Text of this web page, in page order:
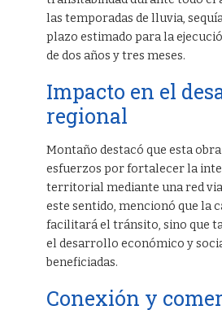
las temporadas de lluvia,
plazo estimado para la
de dos años y tres meses.
Impacto en el
regional
Montaño destacó que esta
esfuerzos por fortalecer la
territorial mediante una red
este sentido, mencionó que la
facilitará el tránsito, sino que
el desarrollo económico y
beneficiadas.
Conexión y